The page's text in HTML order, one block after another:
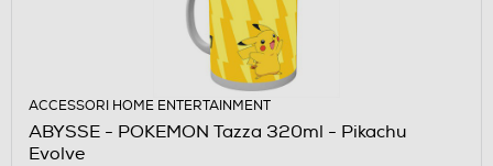
ACCESSORI HOME ENTERTAINMENT
ABYSSE - POKEMON Tazza 320ml - Pikachu
Evolve